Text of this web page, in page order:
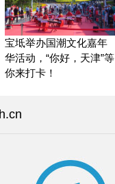
宝坻举办国潮文化嘉年
华活动，“你好，天津”等
你来打卡！